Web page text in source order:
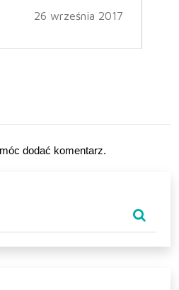
motoryzacyjnego
26 września 2017
dodać komentarz.